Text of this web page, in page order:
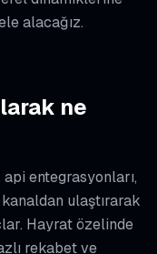
alacağız.
ne
entegrasyonları,
ulaştırarak
Hayrat özelinde
rekabet ve